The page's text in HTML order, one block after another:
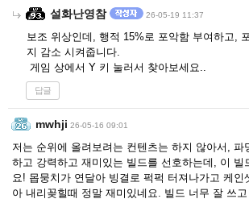
설화난영참 26-05-19 11:37
보조 위상인데, 행적 15%로 포악함 부여하고,
지 감소 시켜줍니다.
게임 상에서 Y 키 눌러서 찾아보세요..
답글
mwhji 26-05-16 09:01
저는 순위에 올려보려는 컨텐츠는 하지 않아서, 파
하고 강력하고 재미있는 빌드를 선호하는데, 이 빌
요! 몹뭉치가 연달아 빙결로 퍽퍽 터져나가고 케인
아 내리꽂힐때 정말 재미있네요. 빌드 너무 잘 쓰